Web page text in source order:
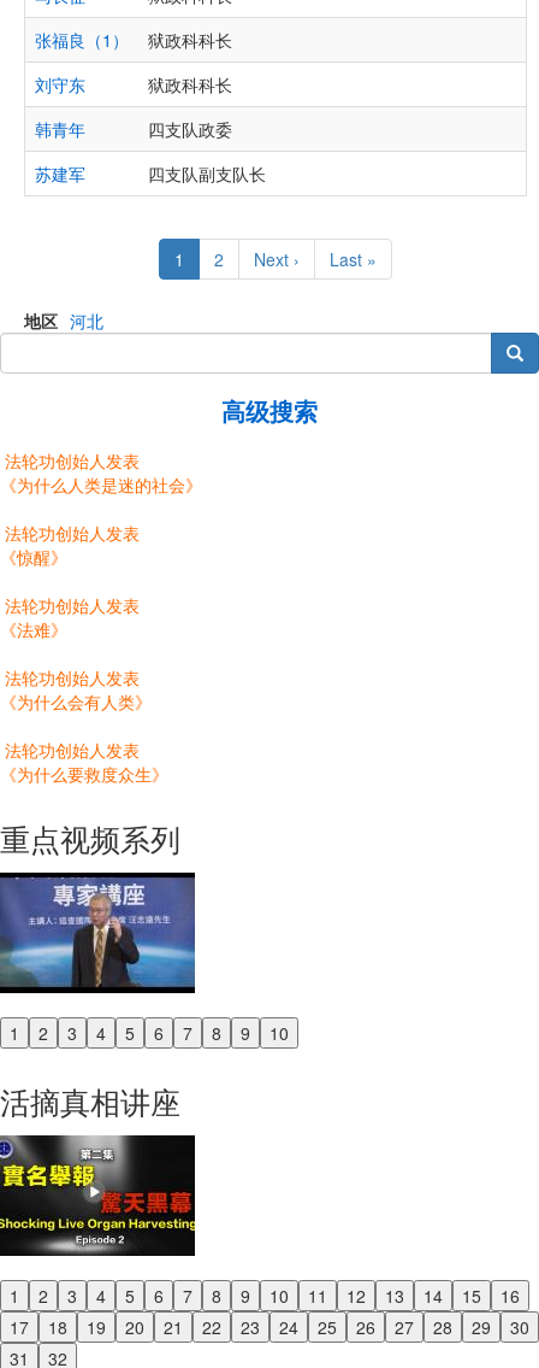
张福良（1）
狱政科科长
刘守东
狱政科科长
韩青年
四支队政委
苏建军
四支队副支队长
Current
page
1 Page
2
Next
page
Next ›
Last
page
Last »
地区 河北
搜索
高级搜索
法轮功创始人发表
《为什么人类是迷的社会》
法轮功创始人发表
《惊醒》
法轮功创始人发表
《法难》
法轮功创始人发表
《为什么会有人类》
法轮功创始人发表
《为什么要救度众生》
重点视频系列
1 2 3 4 5 6 7 8 9 10
Previous
活摘真相讲座
1 2 3 4 5 6 7 8 9 10 11 12 13 14 15
16
17
18 19 20 21 22 23 24 25 26 27 28 29
30
31
32
Previous
Next